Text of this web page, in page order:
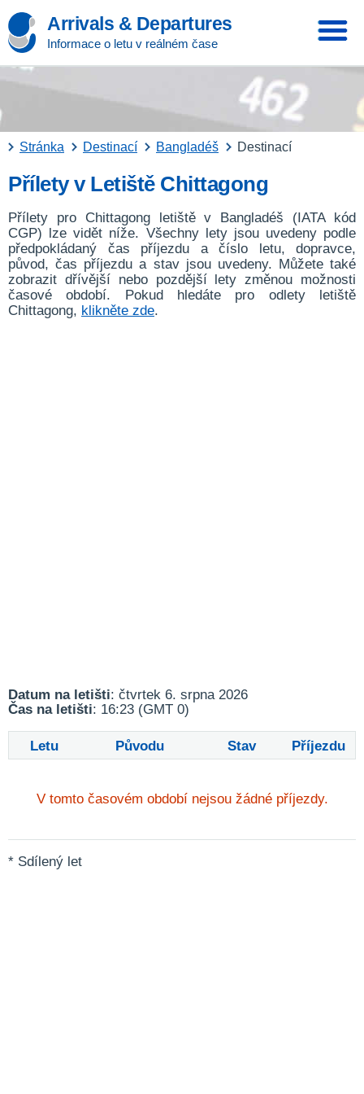
Arrivals & Departures
Informace o letu v reálném čase
Stránka Destinací Bangladéš Destinací
Přílety v Letiště Chittagong
Přílety pro Chittagong letiště v Bangladéš (IATA kód
CGP) lze vidět níže. Všechny lety jsou uvedeny podle
předpokládaný čas příjezdu a číslo letu, dopravce,
původ, čas příjezdu a stav jsou uvedeny. Můžete také
zobrazit dřívější nebo pozdější lety změnou možnosti
časové období. Pokud hledáte pro odlety letiště
Chittagong, klikněte zde.
Datum na letišti: čtvrtek 6. srpna 2026
Čas na letišti: 16:23 (GMT 0)
Letu Původu Stav Příjezdu
V tomto časovém období nejsou žádné příjezdy.
* Sdílený let